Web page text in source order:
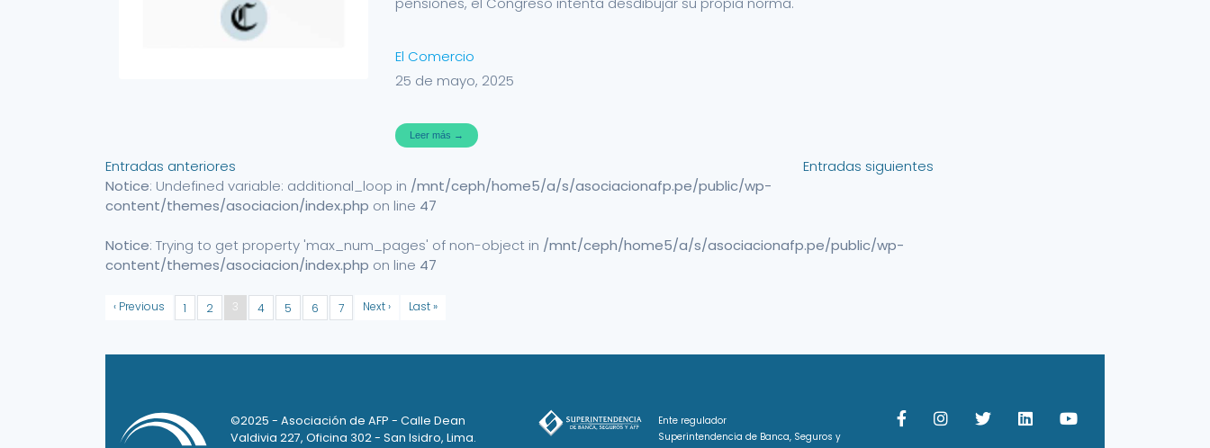
El Comercio
25 de mayo, 2025
Leer más →
Navegación
de
entradas
Entradas anteriores
Entradas siguientes
Notice: Undefined variable: additional_loop in /mnt/ceph/home5/a/s/asociacionafp.pe/public/wp-
content/themes/asociacion/index.php on line 47
Notice: Trying to get property 'max_num_pages' of non-object in /mnt/ceph/home5/a/s/asociacionafp.pe/public/wp-
content/themes/asociacion/index.php on line 47
‹ Previous 1 2 3 4 5 6 7 Next › Last »
©2025 - Asociación de AFP - Calle Dean
Valdivia 227, Oficina 302 - San Isidro, Lima.
Ente regulador
Superintendencia de Banca, Seguros y